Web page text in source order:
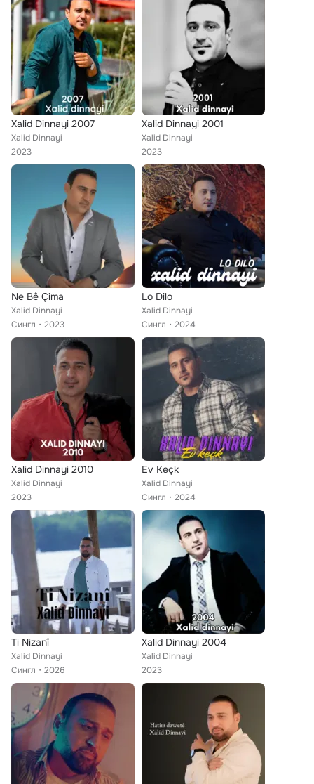
Xalid Dinnayi 2007
Xalid Dinnayi
2023
Xalid Dinnayi 2001
Xalid Dinnayi
2023
Ne Bê Çima
Xalid Dinnayi
Сингл
2023
Lo Dilo
Xalid Dinnayi
Сингл
2024
Xalid Dinnayi 2010
Xalid Dinnayi
2023
Ev Keçk
Xalid Dinnayi
Сингл
2024
Ti Nizanî
Xalid Dinnayi
Сингл
2026
Xalid Dinnayi 2004
Xalid Dinnayi
2023